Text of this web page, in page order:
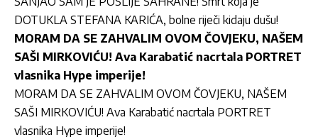
DOTUKLA STEFANA KARIĆA, bolne riječi kidaju dušu!
MORAM DA SE ZAHVALIM OVOM ČOVJEKU, NAŠEM
SAŠI MIRKOVIĆU! Ava Karabatić nacrtala PORTRET
vlasnika Hype imperije!
MORAM DA SE ZAHVALIM OVOM ČOVJEKU, NAŠEM
SAŠI MIRKOVIĆU! Ava Karabatić nacrtala PORTRET
vlasnika Hype imperije!